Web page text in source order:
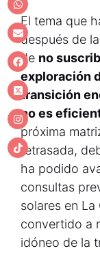
El tema que
después de
de no
exploración
transición
no es
próxima
retrasada,
ha podido
consultas
solares en La
convertido a
idóneo de la